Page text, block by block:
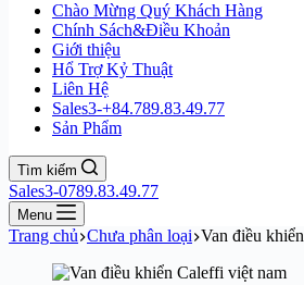
Chào Mừng Quý Khách Hàng
Chính Sách&Điều Khoản
Giới thiệu
Hổ Trợ Kỷ Thuật
Liên Hệ
Sales3-+84.789.83.49.77
Sản Phẩm
Tìm kiếm
Sales3-0789.83.49.77
Menu
Trang chủ Chưa phân loại Van điều